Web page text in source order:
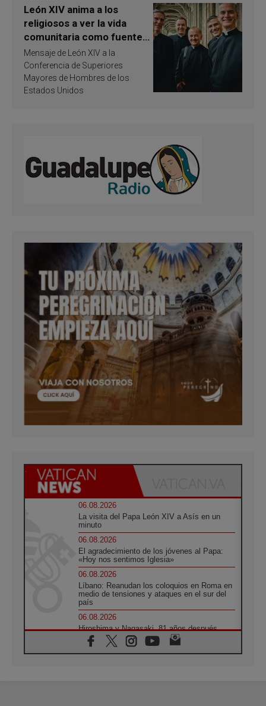
León XIV anima a los
religiosos a ver la vida
comunitaria como fuente
de inspiración y
santificación
Mensaje de León XIV a la
Conferencia de Superiores
Mayores de Hombres de los
Estados Unidos
06.08.2026
La visita del Papa León XIV a Asís en un
minuto
06.08.2026
El agradecimiento de los jóvenes al Papa:
«Hoy nos sentimos Iglesia»
06.08.2026
Líbano: Reanudan los coloquios en Roma en
medio de tensiones y ataques en el sur del
país
06.08.2026
Hiroshima y Nagasaki, 81 años después.
Comienzan "Diez Días Oración por la Paz"
06.08.2026